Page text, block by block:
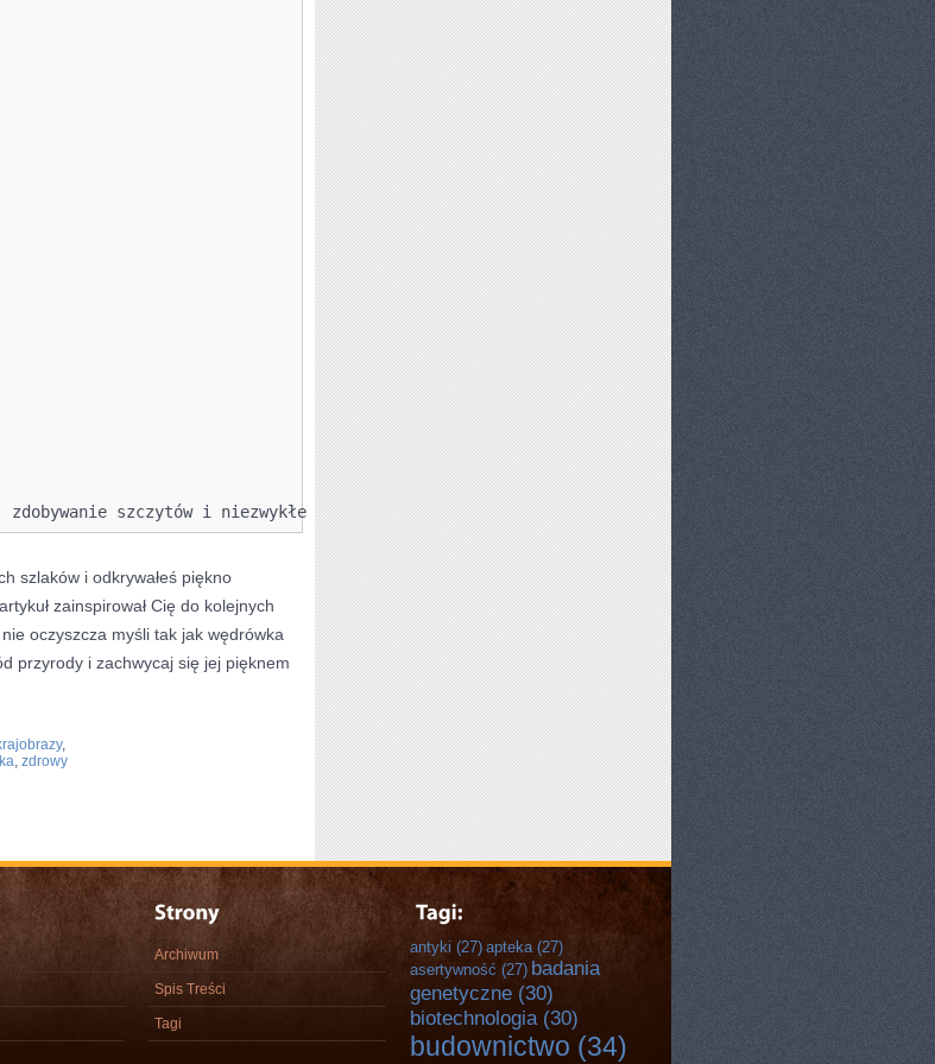
szczytów i niezwykłe przygody w górach! Czekają na Ciebie niezapomniane wrażenia i
szlaków i odkrywałeś piękno
zainspirował Cię do kolejnych
oczyszcza myśli tak⁢ jak wędrówka
przyrody i zachwycaj się jej pięknem
,
, zdrowy
Archiwum
Spis Treści
Tagi
antyki (27) apteka(27)
asertywność (27) badania
genetyczne (30)
biotechnologia(30)
budownictwo (34)